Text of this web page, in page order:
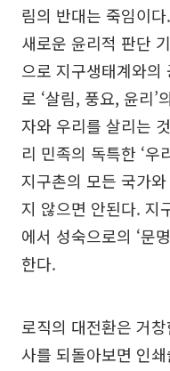
림의 반대는 죽임이
새로운 윤리적 판단
으로 지구생태계와
로 ‘살림, 풍요, 윤리
자와 우리를 살리는
리 민족의 독특한 ‘우
지구촌의 모든 국가
지 않으면 안된다. 지
에서 성숙으로의 ‘문
한다.
로직의 대전환은 거
사를 되돌아보면 인